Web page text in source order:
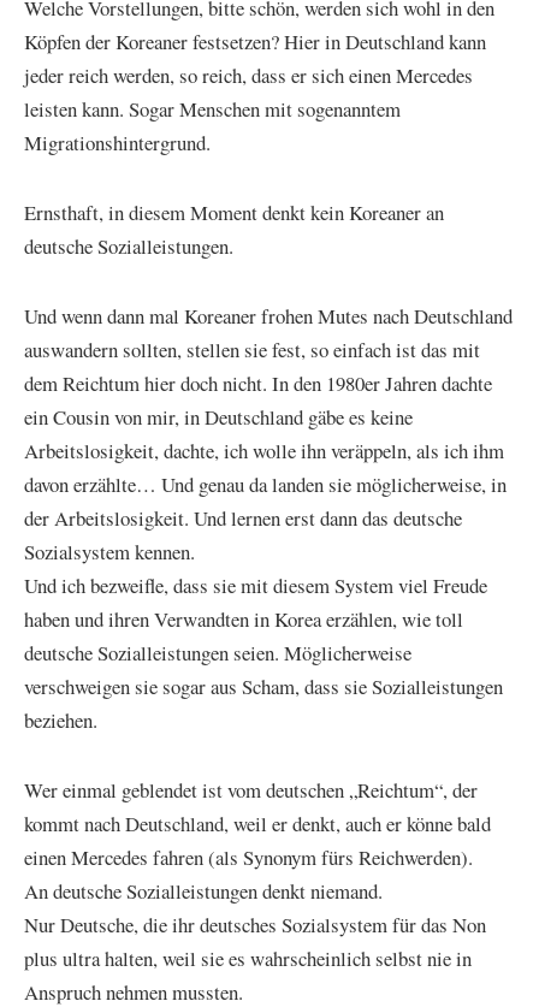
Welche Vorstellungen, bitte schön, werden sich wohl in den
Köpfen der Koreaner festsetzen? Hier in Deutschland kann
jeder reich werden, so reich, dass er sich einen Mercedes
leisten kann. Sogar Menschen mit sogenanntem
Migrationshintergrund.
Ernsthaft, in diesem Moment denkt kein Koreaner an
deutsche Sozialleistungen.
Und wenn dann mal Koreaner frohen Mutes nach Deutschland
auswandern sollten, stellen sie fest, so einfach ist das mit
dem Reichtum hier doch nicht. In den 1980er Jahren dachte
ein Cousin von mir, in Deutschland gäbe es keine
Arbeitslosigkeit, dachte, ich wolle ihn veräppeln, als ich ihm
davon erzählte… Und genau da landen sie möglicherweise, in
der Arbeitslosigkeit. Und lernen erst dann das deutsche
Sozialsystem kennen.
Und ich bezweifle, dass sie mit diesem System viel Freude
haben und ihren Verwandten in Korea erzählen, wie toll
deutsche Sozialleistungen seien. Möglicherweise
verschweigen sie sogar aus Scham, dass sie Sozialleistungen
beziehen.
Wer einmal geblendet ist vom deutschen „Reichtum“, der
kommt nach Deutschland, weil er denkt, auch er könne bald
einen Mercedes fahren (als Synonym fürs Reichwerden).
An deutsche Sozialleistungen denkt niemand.
Nur Deutsche, die ihr deutsches Sozialsystem für das Non
plus ultra halten, weil sie es wahrscheinlich selbst nie in
Anspruch nehmen mussten.